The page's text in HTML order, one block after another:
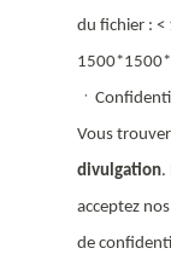
du fichier : <
ㆍ
Vous
divulgation.
acceptez
de